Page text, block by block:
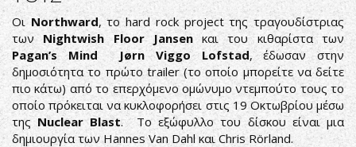
14/1/19
PLAYLIST
Οι Northward, το hard rock project της τραγουδίστριας
των Nightwish Floor Jansenκαι του κιθαρίστα των
Pagan’s Mind
Jørn Viggo Lofstad, έδωσαν στην
δημοσιότητα το πρώτο trailer (το οποίο μπορείτε να δείτε
πιο κάτω) από το επερχόμενο ομώνυμο ντεμπούτο τους το
οποίο πρόκειται να κυκλοφορήσει στις 19 Οκτωβρίου μέσω
της Nuclear Blast. Το εξώφυλλο του δίσκου είναι μια
δημιουργία των Hannes Van Dahl και Chris Rörland.